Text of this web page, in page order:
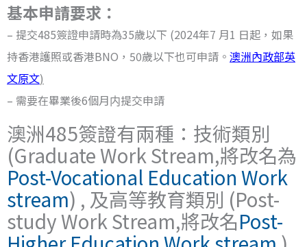
基本申請要求：
– 提交485簽證申請時為35歲以下 (2024年7 月1 日起，如果
持香港護照或香港BNO，50歲以下也可申請。 澳洲內政部英
文原文)
– 需要在畢業後6個月内提交申請
澳洲485簽證有兩種：技術類別
(Graduate Work Stream,將改名為
Post-Vocational Education Work
stream) , 及高等教育類別 (Post-
study Work Stream,將改名Post-